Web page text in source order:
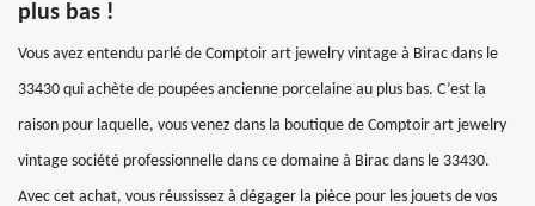
plus bas !
Vous avez entendu parlé de Comptoir art jewelry vintage à Birac dans le
33430 qui achète de poupées ancienne porcelaine au plus bas. C’est la
raison pour laquelle, vous venez dans la boutique de Comptoir art jewelry
vintage société professionnelle dans ce domaine à Birac dans le 33430.
Avec cet achat, vous réussissez à dégager la pièce pour les jouets de vos